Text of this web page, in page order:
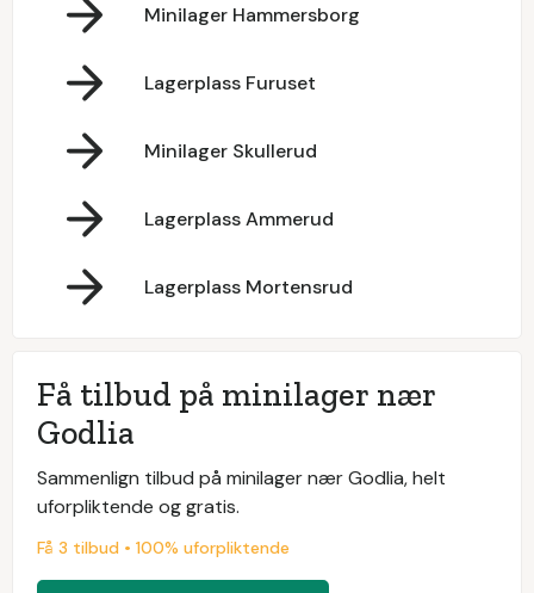
Minilager Hammersborg
Lagerplass Furuset
Minilager Skullerud
Lagerplass Ammerud
Lagerplass Mortensrud
Få tilbud på minilager nær
Godlia
Sammenlign tilbud på minilager nær Godlia, helt
uforpliktende og gratis.
Få 3 tilbud • 100% uforpliktende